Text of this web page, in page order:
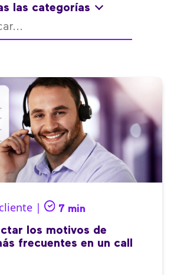
las categorías
| 7 min
los motivos de
frecuentes en un call